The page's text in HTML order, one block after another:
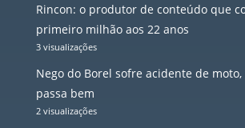
Rincon: o produtor de conteúdo que
primeiro milhão aos 22 anos
3 visualizações
Nego do Borel sofre acidente de
passa bem
2 visualizações